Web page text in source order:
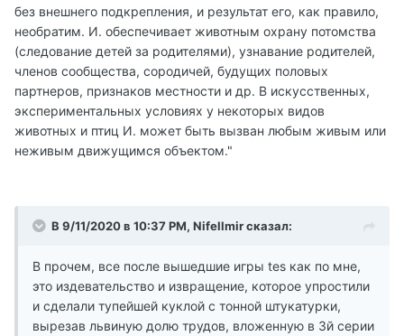
без внешнего подкрепления, и результат его, как правило,
необратим. И. обеспечивает животным охрану потомства
(следование детей за родителями), узнавание родителей,
членов сообщества, сородичей, будущих половых
партнеров, признаков местности и др. В искусственных,
экспериментальных условиях у некоторых видов
животных и птиц И. может быть вызван любым живым или
неживым движущимся объектом."
В 9/11/2020 в 10:37 PM, Nifellmir сказал:
В прочем, все после вышедшие игры tes как по мне,
это издевательство и извращение, которое упростили
и сделали тупейшей куклой с тонной штукатурки,
вырезав львиную долю трудов, вложенную в 3й серии